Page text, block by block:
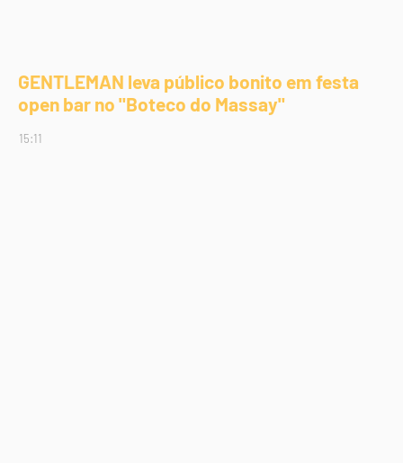
GENTLEMAN leva público bonito em festa
open bar no "Boteco do Massay"
15:11